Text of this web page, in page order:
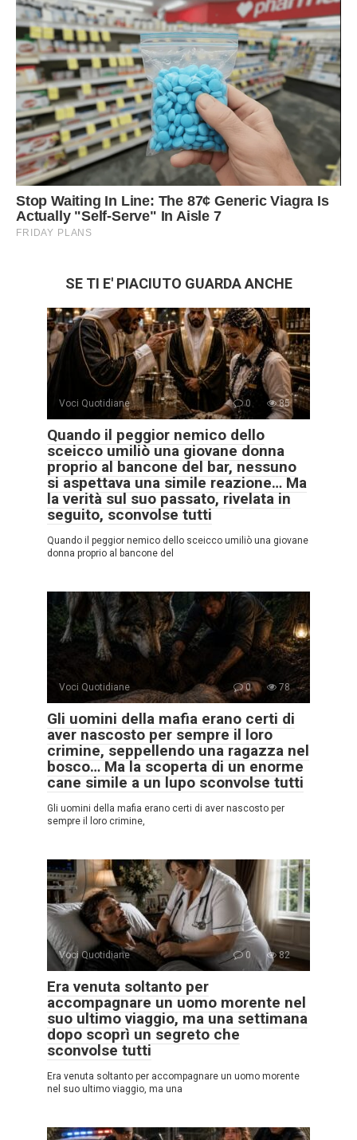
SE TI E' PIACIUTO GUARDA ANCHE
Voci Quotidiane 0 85
Quando il peggior nemico dello
sceicco umiliò una giovane donna
proprio al bancone del bar, nessuno
si aspettava una simile reazione… Ma
la verità sul suo passato, rivelata in
seguito, sconvolse tutti
Quando il peggior nemico dello sceicco umiliò una giovane
donna proprio al bancone del
Voci Quotidiane 0 78
Gli uomini della mafia erano certi di
aver nascosto per sempre il loro
crimine, seppellendo una ragazza nel
bosco… Ma la scoperta di un enorme
cane simile a un lupo sconvolse tutti
Gli uomini della mafia erano certi di aver nascosto per
sempre il loro crimine,
Voci Quotidiane 0 82
Era venuta soltanto per
accompagnare un uomo morente nel
suo ultimo viaggio, ma una settimana
dopo scoprì un segreto che
sconvolse tutti
Era venuta soltanto per accompagnare un uomo morente
nel suo ultimo viaggio, ma una